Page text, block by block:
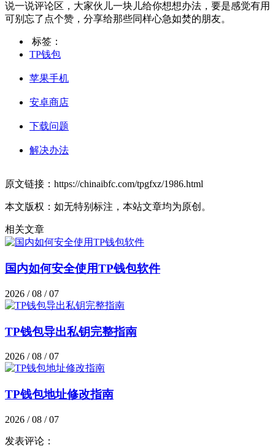
说一说评论区，大家伙儿一块儿给你想想办法，要是感觉有用
可别忘了点个赞，分享给那些同样心急如焚的朋友。
标签：
TP钱包
苹果手机
安卓商店
下载问题
解决办法
原文链接：https://chinaibfc.com/tpgfxz/1986.html
本文版权：如无特别标注，本站文章均为原创。
相关文章
国内如何安全使用TP钱包软件
2026 / 08 / 07
TP钱包导出私钥完整指南
2026 / 08 / 07
TP钱包地址修改指南
2026 / 08 / 07
发表评论：